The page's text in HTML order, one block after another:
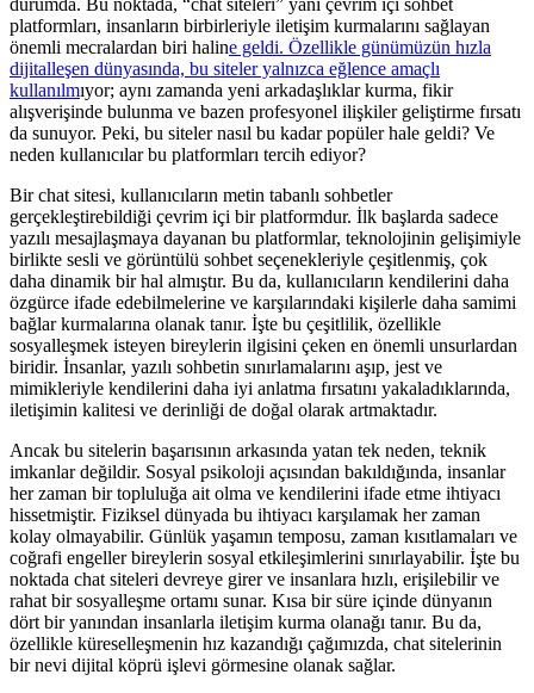
platformları, insanların birbirleriyle iletişim kurmalarını sağlayan
önemli mecralardan biri haline geldi. Özellikle günümüzün hızla
dijitalleşen dünyasında, bu siteler yalnızca eğlence amaçlı
kullanılmıyor; aynı zamanda yeni arkadaşlıklar kurma, fikir
alışverişinde bulunma ve bazen profesyonel ilişkiler geliştirme fırsatı
da sunuyor. Peki, bu siteler nasıl bu kadar popüler hale geldi? Ve
neden kullanıcılar bu platformları tercih ediyor?
Bir chat sitesi, kullanıcıların metin tabanlı sohbetler
gerçekleştirebildiği çevrim içi bir platformdur. İlk başlarda sadece
yazılı mesajlaşmaya dayanan bu platformlar, teknolojinin gelişimiyle
birlikte sesli ve görüntülü sohbet seçenekleriyle çeşitlenmiş, çok
daha dinamik bir hal almıştır. Bu da, kullanıcıların kendilerini daha
özgürce ifade edebilmelerine ve karşılarındaki kişilerle daha samimi
bağlar kurmalarına olanak tanır. İşte bu çeşitlilik, özellikle
sosyalleşmek isteyen bireylerin ilgisini çeken en önemli unsurlardan
biridir. İnsanlar, yazılı sohbetin sınırlamalarını aşıp, jest ve
mimikleriyle kendilerini daha iyi anlatma fırsatını yakaladıklarında,
iletişimin kalitesi ve derinliği de doğal olarak artmaktadır.
Ancak bu sitelerin başarısının arkasında yatan tek neden, teknik
imkanlar değildir. Sosyal psikoloji açısından bakıldığında, insanlar
her zaman bir topluluğa ait olma ve kendilerini ifade etme ihtiyacı
hissetmiştir. Fiziksel dünyada bu ihtiyacı karşılamak her zaman
kolay olmayabilir. Günlük yaşamın temposu, zaman kısıtlamaları ve
coğrafi engeller bireylerin sosyal etkileşimlerini sınırlayabilir. İşte bu
noktada chat siteleri devreye girer ve insanlara hızlı, erişilebilir ve
rahat bir sosyalleşme ortamı sunar. Kısa bir süre içinde dünyanın
dört bir yanından insanlarla iletişim kurma olanağı tanır. Bu da,
özellikle küreselleşmenin hız kazandığı çağımızda, chat sitelerinin
bir nevi dijital köprü işlevi görmesine olanak sağlar.